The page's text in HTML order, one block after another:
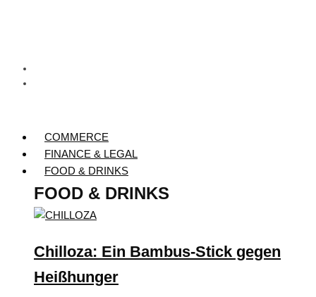
COMMERCE
FINANCE & LEGAL
FOOD & DRINKS
FOOD & DRINKS
Chilloza: Ein Bambus-Stick gegen
Heißhunger